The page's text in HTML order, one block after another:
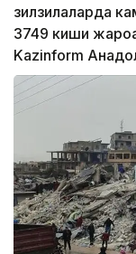
зилзилаларда
3749 киши
Kazinform